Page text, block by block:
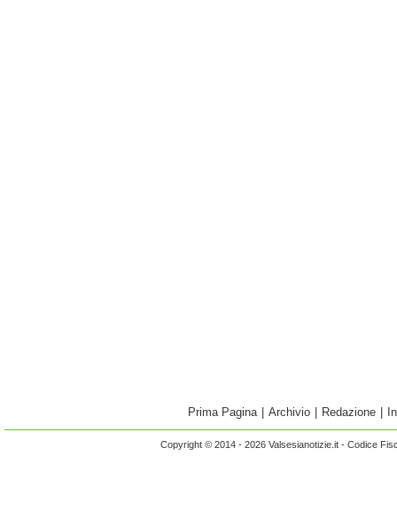
Prima Pagina Archivio Redazione
Copyright © 2014 - 2026 Valsesianotizie.it - Codice